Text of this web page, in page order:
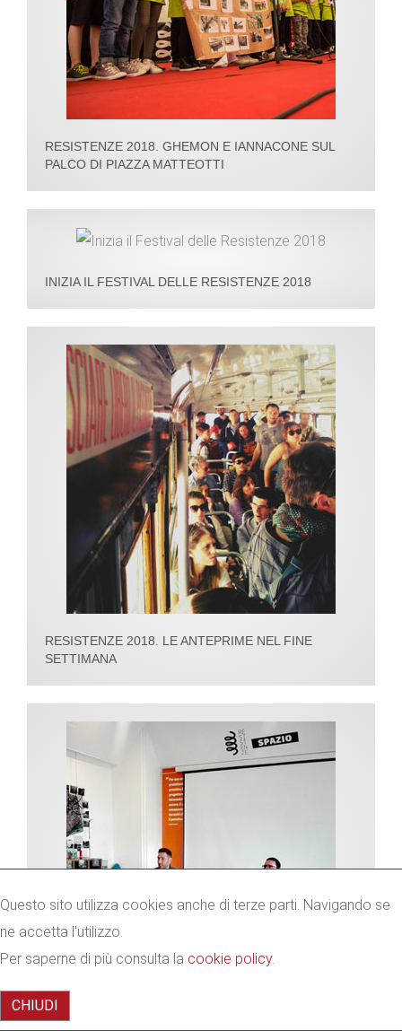
RESISTENZE 2018. GHEMON E IANNACONE SUL
PALCO DI PIAZZA MATTEOTTI
INIZIA IL FESTIVAL DELLE RESISTENZE 2018
RESISTENZE 2018. LE ANTEPRIME NEL FINE
SETTIMANA
RESISTENZE 2018 AL VIA: IL PROGRAMMA
Questo sito utilizza cookies anche di terze parti. Navigando se
ne accetta l'utilizzo.
Per saperne di più consulta la cookie policy.
CHIUDI